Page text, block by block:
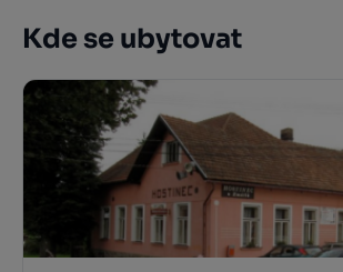
Kde se ubytovat